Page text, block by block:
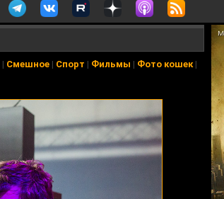
| Смешное| Спорт | Фильмы | Фото кошек|